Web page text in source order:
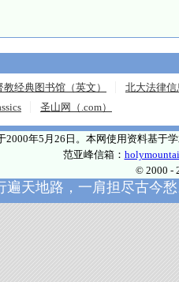
教经典图书馆（英文）
北大法律信
圣山网（.com）
2000年5月26日。本网使用资料基于
范亚峰信箱：
© 2000 -
遍天地路，一肩担尽古今